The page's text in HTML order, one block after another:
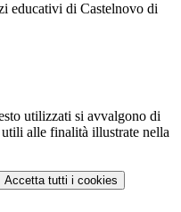
educativi di Castelnovo di
utilizzati si avvalgono di
alle finalità illustrate nella
Accetta tutti i cookies